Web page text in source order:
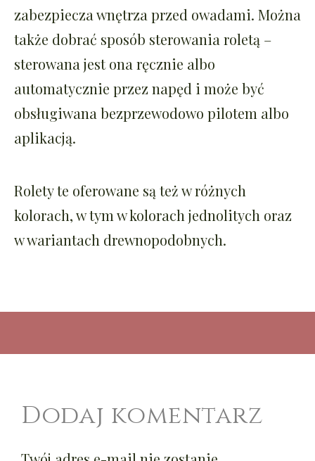
zabezpiecza wnętrza przed owadami. Można
także dobrać sposób sterowania roletą –
sterowana jest ona ręcznie albo
automatycznie przez napęd i może być
obsługiwana bezprzewodowo pilotem albo
aplikacją.
Rolety te oferowane są też w różnych
kolorach, w tym w kolorach jednolitych oraz
w wariantach drewnopodobnych.
Dodaj komentarz